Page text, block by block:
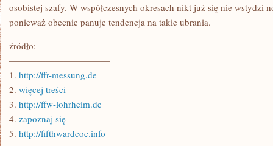
osobistej szafy. W współczesnych okresach nikt już się nie wstydzi
ponieważ obecnie panuje tendencja na takie ubrania.
źródło:
———————————
1. http://ffr-messung.de
2. więcej treści
3. http://ffw-lohrheim.de
4. zapoznaj się
5. http://fifthwardcoc.info